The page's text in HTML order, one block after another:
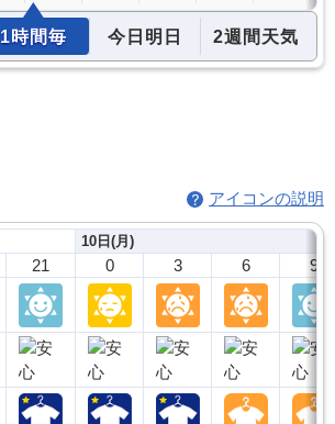
1時間毎 今日明日 2週間天気
アイコンの説明
21
10日(月)
0 3 6 9